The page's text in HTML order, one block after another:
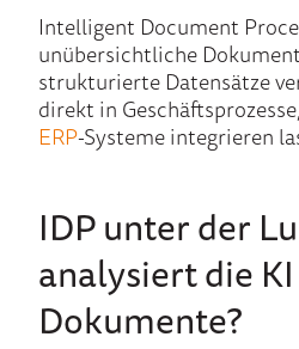
Intelligent Document
unübersichtliche
strukturierte Datensätze
direkt in Geschäftsprozesse,
ERP-Systeme integrieren
IDP unter der
analysiertdie KI
Dokumente?